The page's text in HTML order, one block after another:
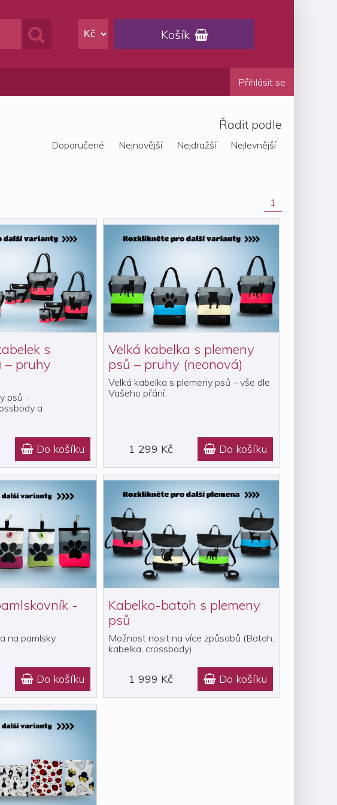
Přihlásit se
Košík 
Řadit podle
Doporučené Nejnovější Nejdražší Nejlevnější
1
s
– pruhy
psů -
a
 Do košíku
Velká kabelka s plemeny
psů – pruhy (neonová)
Velká kabelka s plemeny psů – vše dle
Vašeho přání.
1 299 Kč  Do košíku
-
na pamlsky
 Do košíku
Kabelko-batoh s plemeny
psů
Možnost nosit na více způsobů (Batoh,
kabelka, crossbody)
1 999 Kč  Do košíku